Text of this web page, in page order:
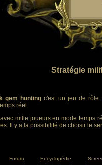
Stratégie
gem hunting c'est un jeu de rôle
réel.
mille joueurs en mode temps
Il y a la possibilité de choisir le
Forum Encyclopédie